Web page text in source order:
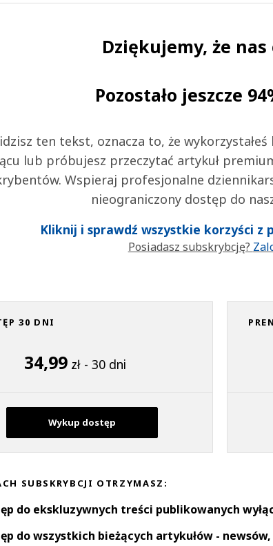
Dziękujemy, że nas
Pozostało jeszcze
ten tekst, oznacza to, że
lub próbujesz przeczytać artykuł
Wspieraj profesjonalne
nieograniczony dostęp do
Kliknij i sprawdź wszystkie korzyści z
Posiadasz subskrybcję?
30 DNI
34,99 zł - 30 dni
Wykup dostęp
SUBSKRYBCJI OTRZYMASZ:
do ekskluzywnych treści publikowanych
do wszystkich bieżących artykułów -